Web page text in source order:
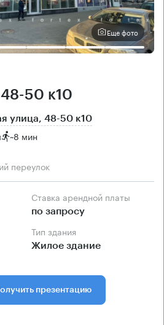
Еще фото
50 к10
улица, 48-50 к10
~8 мин
переулок
Ставка арендной платы
по запросу
Тип здания
Жилое здание
презентацию